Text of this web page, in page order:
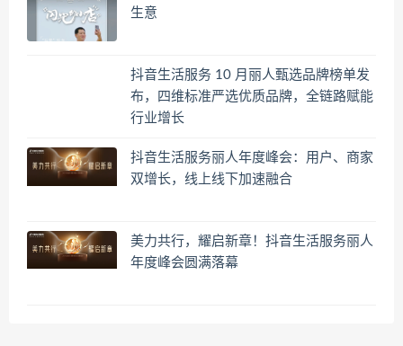
生意
抖音生活服务 10 月丽人甄选品牌榜单发
布，四维标准严选优质品牌，全链路赋能
行业增长
抖音生活服务丽人年度峰会：用户、商家
双增长，线上线下加速融合
美力共行，耀启新章！抖音生活服务丽人
年度峰会圆满落幕